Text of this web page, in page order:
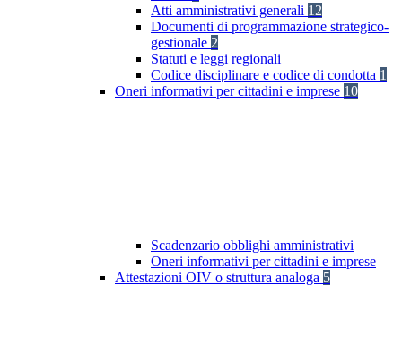
Atti amministrativi generali 12
Documenti di programmazione strategico-
gestionale 2
Statuti e leggi regionali
Codice disciplinare e codice di condotta 1
Oneri informativi per cittadini e imprese 10
Scadenzario obblighi amministrativi
Oneri informativi per cittadini e imprese
Attestazioni OIV o struttura analoga 5